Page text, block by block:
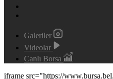
Galeriler
Videolar
Canlı Borsa
iframe src="https://